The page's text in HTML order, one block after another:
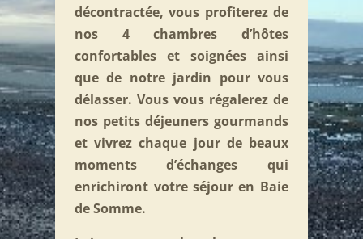
décontractée,vous profiterez de
nos 4 chambres d’hôtes
confortables et soignées ainsi
que de notre jardin pour vous
délasser. Vous vous régalerez de
nos petits déjeuners gourmands
et vivrez chaque jour de beaux
moments d’échanges qui
enrichiront votre séjour en Baie
de Somme.